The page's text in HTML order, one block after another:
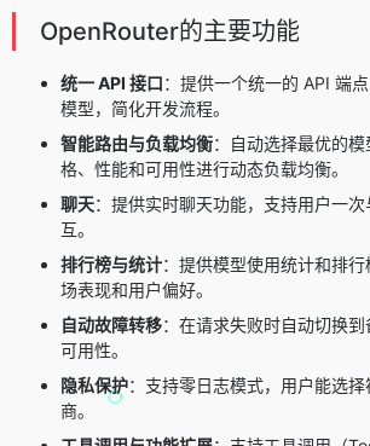
OpenRouter的主要功能
统一 API 接口：提供一个统一的 API 端
模型，简化开发流程。
智能路由与负载均衡：自动选择最优的
格、性能和可用性进行动态负载均衡。
聊天：提供实时聊天功能，支持用户一
互。
排行榜与统计：提供模型使用统计和排
场表现和用户偏好。
自动故障转移：在请求失败时自动切换
可用性。
隐私保护：支持零日志模式，用户能选
商。